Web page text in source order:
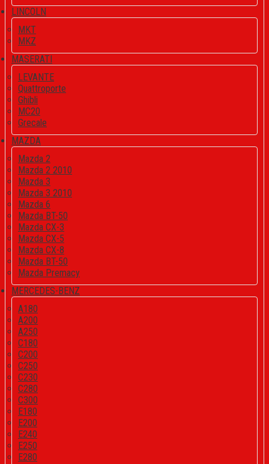
LINCOLN
MKT
MKZ
MASERATI
LEVANTE
Quattroporte
Ghibli
MC20
Grecale
MAZDA
Mazda 2
Mazda 2 2010
Mazda 3
Mazda 3 2010
Mazda 6
Mazda BT-50
Mazda CX-3
Mazda CX-5
Mazda CX-8
Mazda BT-50
Mazda Premacy
MERCEDES-BENZ
A180
A200
A250
C180
C200
C250
C230
C280
C300
E180
E200
E240
E250
E280